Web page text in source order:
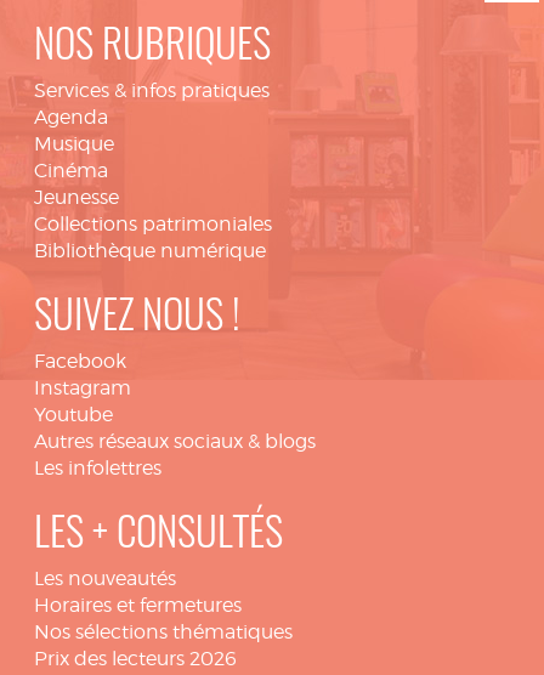
NOS RUBRIQUES
Services & infos pratiques
Agenda
Musique
Cinéma
Jeunesse
Collections patrimoniales
Bibliothèque numérique
SUIVEZ NOUS !
Facebook
Instagram
Youtube
Autres réseaux sociaux & blogs
Les infolettres
LES + CONSULTÉS
Les nouveautés
Horaires et fermetures
Nos sélections thématiques
Prix des lecteurs 2026